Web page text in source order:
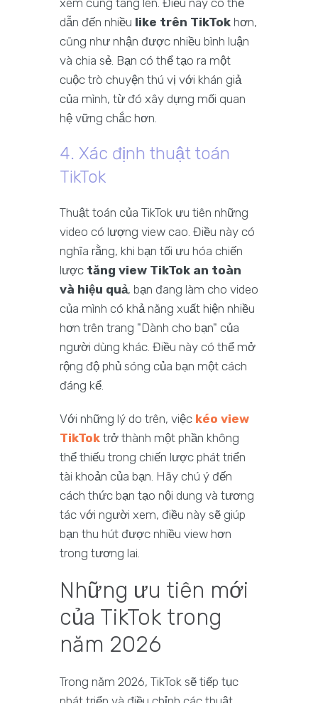
xem cũng tăng lên. Điều này có thể
dẫn đến nhiều like trên TikTok hơn,
cũng như nhận được nhiều bình luận
và chia sẻ. Bạn có thể tạo ra một
cuộc trò chuyện thú vị với khán giả
của mình, từ đó xây dựng mối quan
hệ vững chắc hơn.
4. Xác định thuật toán
TikTok
Thuật toán của TikTok ưu tiên những
video có lượng view cao. Điều này có
nghĩa rằng, khi bạn tối ưu hóa chiến
lược tăng view TikTok an toàn
và hiệu quả, bạn đang làm cho video
của mình có khả năng xuất hiện nhiều
hơn trên trang "Dành cho bạn" của
người dùng khác. Điều này có thể mở
rộng độ phủ sóng của bạn một cách
đáng kể.
Với những lý do trên, việc kéo view
TikTok trở thành một phần không
thể thiếu trong chiến lược phát triển
tài khoản của bạn. Hãy chú ý đến
cách thức bạn tạo nội dung và tương
tác với người xem, điều này sẽ giúp
bạn thu hút được nhiều view hơn
trong tương lai.
Những ưu tiên mới
của TikTok trong
năm 2026
Trong năm 2026, TikTok sẽ tiếp tục